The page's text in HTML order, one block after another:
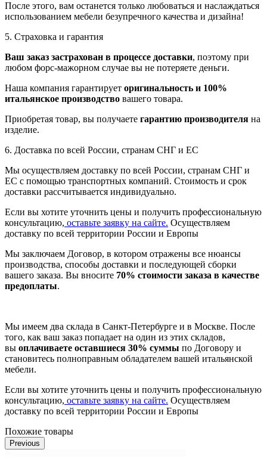
После этого, вам останется только любоваться и наслаждаться
использованием мебели безупречного качества и дизайна!
5. Страховка и гарантия
Ваш заказ застрахован в процессе доставки, поэтому при
любом форс-мажорном случае вы не потеряете деньги.
Наша компания гарантирует оригинальность и 100%
итальянское производство вашего товара.
Приобретая товар, вы получаете гарантию производителя на
изделие.
6. Доставка по всей России, странам СНГ и ЕС
Мы осуществляем доставку по всей России, странам СНГ и
ЕС с помощью транспортных компаний. Стоимость и срок
доставки рассчитывается индивидуально.
Если вы хотите уточнить цены и получить профессиональную
консультацию, оставьте заявку на сайте. Осуществляем
доставку по всей территории России и Европы
Мы заключаем Договор, в котором отражены все нюансы
производства, способы доставки и последующей сборки
вашего заказа. Вы вносите 70% стоимости заказа в качестве
предоплаты.
Мы имеем два склада в Санкт-Петербурге и в Москве. После
того, как ваш заказ попадает на один из этих складов,
вы оплачиваете оставшиеся 30% суммы по Договору и
становитесь полноправным обладателем вашей итальянской
мебели.
Если вы хотите уточнить цены и получить профессиональную
консультацию, оставьте заявку на сайте. Осуществляем
доставку по всей территории России и Европы
Похожие товары
Previous